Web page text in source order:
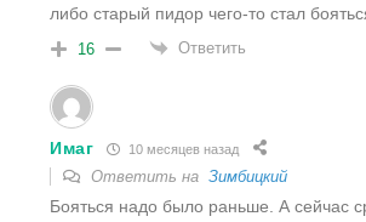
либо старый пидор чего-то стал
16 Ответить
Имаг 10 месяцев назад
Ответить на Зимбицкий
Бояться надо было раньше. А сейчас